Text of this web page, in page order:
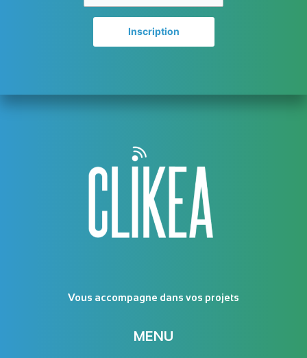
Vous accompagne dans vos projets
MENU